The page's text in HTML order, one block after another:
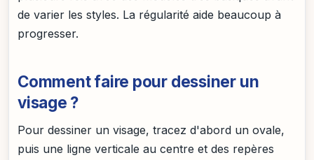
de varier les styles. La régularité aide beaucoup à
progresser.
Comment faire pour dessiner un
visage ?
Pour dessiner un visage, tracez d'abord un ovale,
puis une ligne verticale au centre et des repères